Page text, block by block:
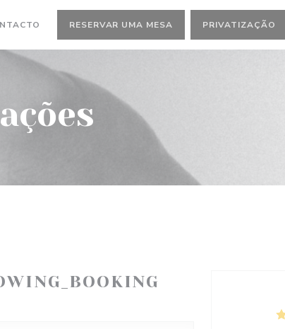
RESERVAR UMA MESA PRIVATIZAÇÃO